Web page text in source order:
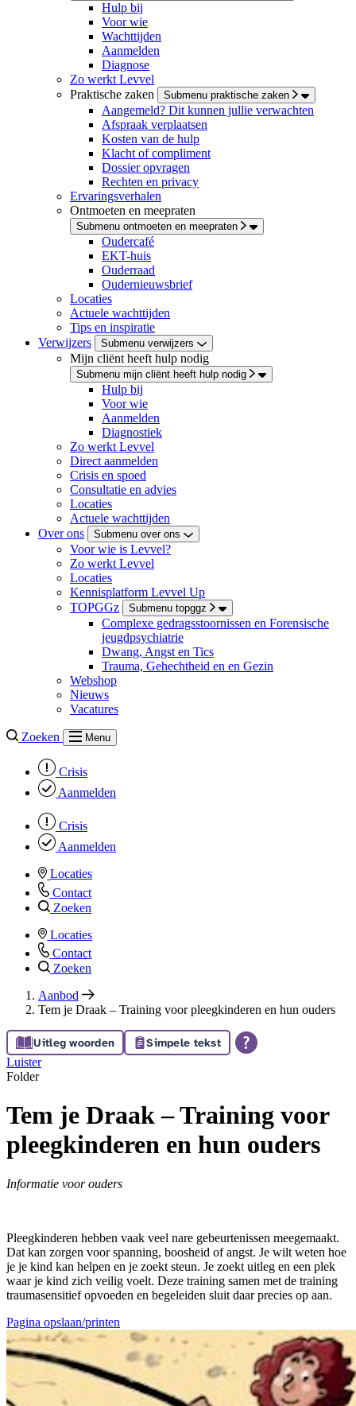
Hulp bij
Voor wie
Wachttijden
Aanmelden
Diagnose
Zo werkt Levvel
Praktische zaken
Submenu praktische zaken
Aangemeld? Dit kunnen jullie verwachten
Afspraak verplaatsen
Kosten van de hulp
Klacht of compliment
Dossier opvragen
Rechten en privacy
Ervaringsverhalen
Ontmoeten en meepraten
Submenu ontmoeten en meepraten
Oudercafé
EKT-huis
Ouderraad
Oudernieuwsbrief
Locaties
Actuele wachttijden
Tips en inspiratie
Verwijzers
Submenu verwijzers
Mijn cliënt heeft hulp nodig
Submenu mijn cliënt heeft hulp nodig
Hulp bij
Voor wie
Aanmelden
Diagnostiek
Zo werkt Levvel
Direct aanmelden
Crisis en spoed
Consultatie en advies
Locaties
Actuele wachttijden
Over ons
Submenu over ons
Voor wie is Levvel?
Zo werkt Levvel
Locaties
Kennisplatform Levvel Up
TOPGGz
Submenu topggz
Complexe gedragsstoornissen en Forensische
jeugdpsychiatrie
Dwang, Angst en Tics
Trauma, Gehechtheid en en Gezin
Webshop
Nieuws
Vacatures
Zoeken Menu
Crisis
Aanmelden
Crisis
Aanmelden
Locaties
Contact
Zoeken
Locaties
Contact
Zoeken
Aanbod
Tem je Draak – Training voor pleegkinderen en hun ouders
Uitleg woorden Simpele tekst
Luister
Folder
Tem je Draak – Training voor
pleegkinderen en hun ouders
Informatie voor ouders
Pleegkinderen hebben vaak veel nare gebeurtenissen meegemaakt.
Dat kan zorgen voor spanning, boosheid of angst. Je wilt weten hoe
je je kind kan helpen en je zoekt steun. Je zoekt uitleg en een plek
waar je kind zich veilig voelt. Deze training samen met de training
traumasensitief opvoeden en begeleiden sluit daar precies op aan.
Pagina opslaan/printen